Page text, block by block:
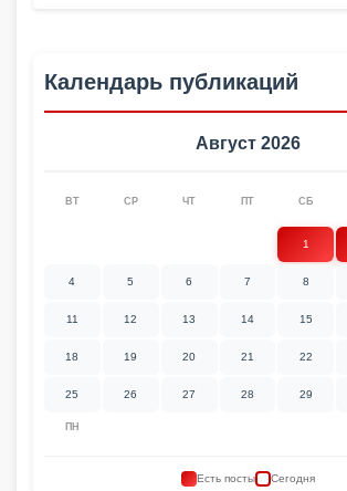
Календарь публикаций
Август 2026
ПН
ВТ СР ЧТ ПТ СБ
1
4 5 6 7 8
11 12 13 14 15
18 19 20 21 22
25 26 27 28 29
Есть посты Сегодня